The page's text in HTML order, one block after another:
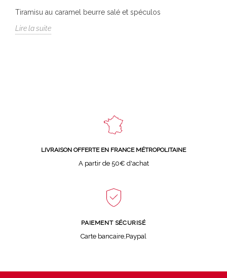
Tiramisu au caramel beurre salé et spéculos
Lire la suite
LIVRAISON OFFERTE EN FRANCE MÉTROPOLITAINE
A partir de 50€ d'achat
PAIEMENT SÉCURISÉ
Carte bancaire,Paypal